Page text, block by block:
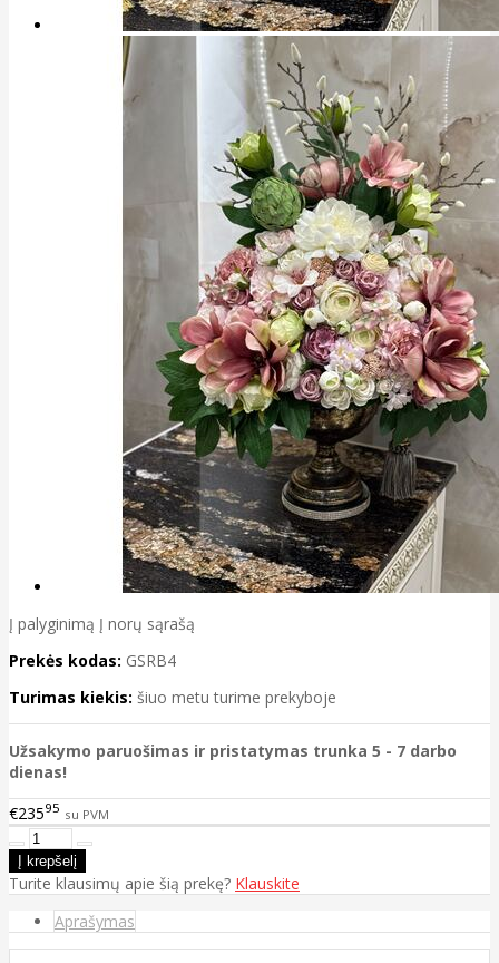
Į palyginimą Į norų sąrašą
Prekės kodas: GSRB4
Turimas kiekis: šiuo metu turime prekyboje
Užsakymo paruošimas ir pristatymas trunka 5 - 7 darbo
dienas!
€23595 su PVM
Turite klausimų apie šią prekę? Klauskite
Aprašymas